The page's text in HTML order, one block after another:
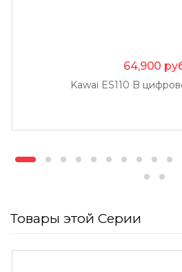
64,900
Kawai ES110 B
Товары этой Серии